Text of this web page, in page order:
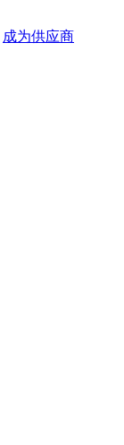
成为供应商